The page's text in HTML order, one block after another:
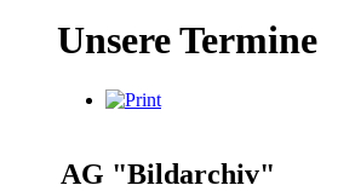
Unsere Termine
AG "Bildarchiv"